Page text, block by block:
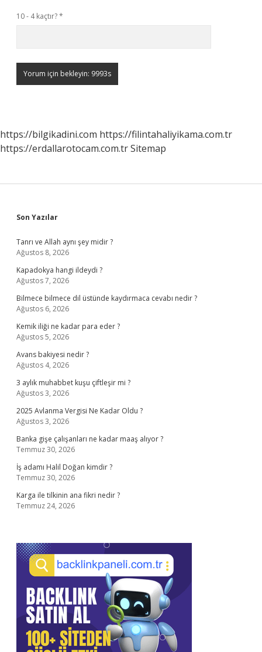
10 - 4 kaçtır?*
https://bilgikadini.com https://filintahaliyikama.com.tr
https://erdallarotocam.com.trSitemap
Sidebar
Son Yazılar
Tanrı ve Allah aynı şey midir ?
Ağustos 8, 2026
Kapadokya hangi ildeydi ?
Ağustos 7, 2026
Bilmece bilmece dil üstünde kaydırmaca cevabı nedir ?
Ağustos 6, 2026
Kemik iliği ne kadar para eder ?
Ağustos 5, 2026
Avans bakiyesi nedir ?
Ağustos 4, 2026
3 aylık muhabbet kuşu çiftleşir mi ?
Ağustos 3, 2026
2025 Avlanma Vergisi Ne Kadar Oldu ?
Ağustos 3, 2026
Banka gişe çalışanları ne kadar maaş alıyor ?
Temmuz 30, 2026
İş adamı Halil Doğan kimdir ?
Temmuz 30, 2026
Karga ile tilkinin ana fikri nedir ?
Temmuz 24, 2026